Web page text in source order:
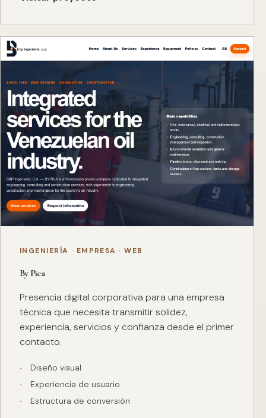
INGENIERÍA · EMPRESA · WEB
By Pica
Presencia digital corporativa para una empresa
técnica que necesita transmitir solidez,
experiencia, servicios y confianza desde el primer
contacto.
Diseño visual
Experiencia de usuario
Estructura de conversión